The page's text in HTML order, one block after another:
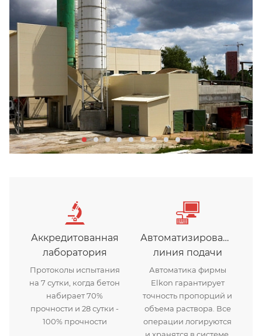
Аккредитованная
лаборатория
Протоколы испытания
на 7 сутки, когда бетон
набирает 70%
прочности и 28 сутки -
100% прочности
Автоматизированная
линия подачи
Автоматика фирмы
Elkon гарантирует
точность пропорций и
объема раствора. Все
операции логируются